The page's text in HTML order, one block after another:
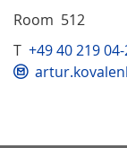
Room 512
T +49 40 219